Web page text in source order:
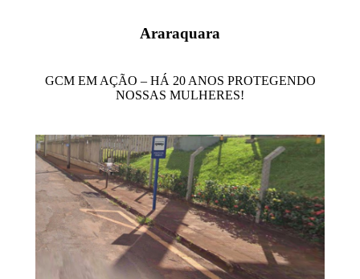
Araraquara
GCM EM AÇÃO – HÁ 20 ANOS PROTEGENDO
NOSSAS MULHERES!